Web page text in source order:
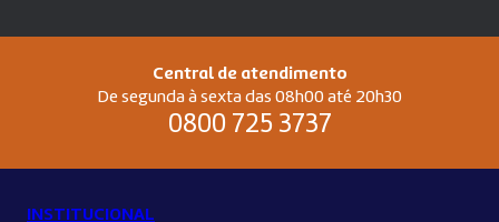
Central de atendimento
De segunda à sexta das 08h00 até 20h30
0800 725 3737
INSTITUCIONAL